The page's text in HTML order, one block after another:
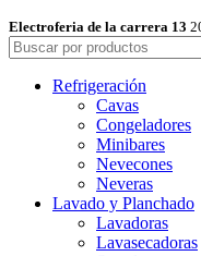
Electroferia de la carrera 13
Refrigeración
Cavas
Congeladores
Minibares
Nevecones
Neveras
Lavado y Planchado
Lavadoras
Lavasecadoras